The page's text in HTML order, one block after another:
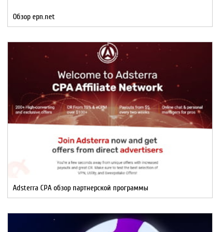
Обзор epn.net
Adsterra CPA обзор партнерской программы